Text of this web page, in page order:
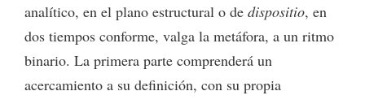
analítico, en el plano estructural o de dispositio, en
dos tiempos conforme, valga la metáfora, a un ritmo
binario. La primera parte comprenderá un
acercamiento a su definición, con su propia